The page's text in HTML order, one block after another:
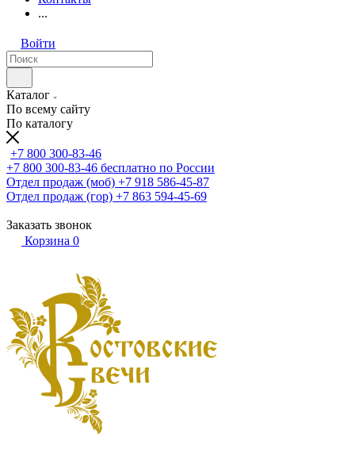
...
Войти
Каталог
По всему сайту
По каталогу
+7 800 300-83-46
+7 800 300-83-46 бесплатно по России
Отдел продаж (моб) +7 918 586-45-87
Отдел продаж (гор) +7 863 594-45-69
Заказать звонок
Корзина 0